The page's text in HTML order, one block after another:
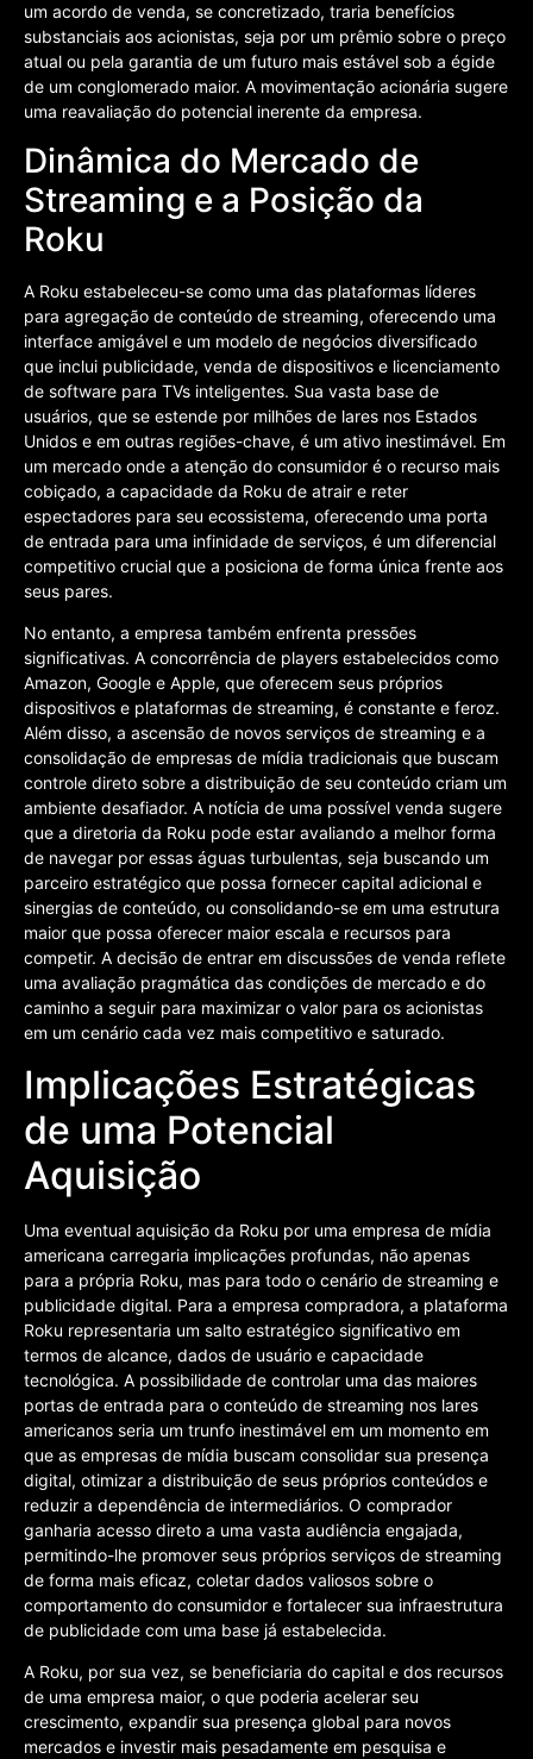
um acordo de venda, se concretizado, traria benefícios
substanciais aos acionistas, seja por um prêmio sobre o preço
atual ou pela garantia de um futuro mais estável sob a égide
de um conglomerado maior. A movimentação acionária sugere
uma reavaliação do potencial inerente da empresa.
Dinâmica do Mercado de
Streaming e a Posição da
Roku
A Roku estabeleceu-se como uma das plataformas líderes
para agregação de conteúdo de streaming, oferecendo uma
interface amigável e um modelo de negócios diversificado
que inclui publicidade, venda de dispositivos e licenciamento
de software para TVs inteligentes. Sua vasta base de
usuários, que se estende por milhões de lares nos Estados
Unidos e em outras regiões-chave, é um ativo inestimável. Em
um mercado onde a atenção do consumidor é o recurso mais
cobiçado, a capacidade da Roku de atrair e reter
espectadores para seu ecossistema, oferecendo uma porta
de entrada para uma infinidade de serviços, é um diferencial
competitivo crucial que a posiciona de forma única frente aos
seus pares.
No entanto, a empresa também enfrenta pressões
significativas. A concorrência de players estabelecidos como
Amazon, Google e Apple, que oferecem seus próprios
dispositivos e plataformas de streaming, é constante e feroz.
Além disso, a ascensão de novos serviços de streaming e a
consolidação de empresas de mídia tradicionais que buscam
controle direto sobre a distribuição de seu conteúdo criam um
ambiente desafiador. A notícia de uma possível venda sugere
que a diretoria da Roku pode estar avaliando a melhor forma
de navegar por essas águas turbulentas, seja buscando um
parceiro estratégico que possa fornecer capital adicional e
sinergias de conteúdo, ou consolidando-se em uma estrutura
maior que possa oferecer maior escala e recursos para
competir. A decisão de entrar em discussões de venda reflete
uma avaliação pragmática das condições de mercado e do
caminho a seguir para maximizar o valor para os acionistas
em um cenário cada vez mais competitivo e saturado.
Implicações Estratégicas
de uma Potencial
Aquisição
Uma eventual aquisição da Roku por uma empresa de mídia
americana carregaria implicações profundas, não apenas
para a própria Roku, mas para todo o cenário de streaming e
publicidade digital. Para a empresa compradora, a plataforma
Roku representaria um salto estratégico significativo em
termos de alcance, dados de usuário e capacidade
tecnológica. A possibilidade de controlar uma das maiores
portas de entrada para o conteúdo de streaming nos lares
americanos seria um trunfo inestimável em um momento em
que as empresas de mídia buscam consolidar sua presença
digital, otimizar a distribuição de seus próprios conteúdos e
reduzir a dependência de intermediários. O comprador
ganharia acesso direto a uma vasta audiência engajada,
permitindo-lhe promover seus próprios serviços de streaming
de forma mais eficaz, coletar dados valiosos sobre o
comportamento do consumidor e fortalecer sua infraestrutura
de publicidade com uma base já estabelecida.
A Roku, por sua vez, se beneficiaria do capital e dos recursos
de uma empresa maior, o que poderia acelerar seu
crescimento, expandir sua presença global para novos
mercados e investir mais pesadamente em pesquisa e